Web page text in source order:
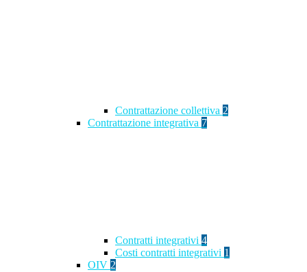
Contrattazione collettiva 2
Contrattazione integrativa 7
Contratti integrativi 4
Costi contratti integrativi 1
OIV 2